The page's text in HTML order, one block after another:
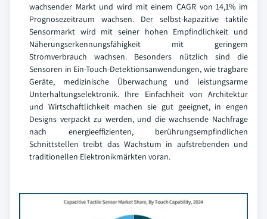
wachsender Markt und wird mit einem CAGR von 14,1% im
Prognosezeitraum wachsen. Der selbst-kapazitive taktile
Sensormarkt wird mit seiner hohen Empfindlichkeit und
Näherungserkennungsfähigkeit mit geringem
Stromverbrauch wachsen. Besonders nützlich sind die
Sensoren in Ein-Touch-Detektionsanwendungen, wie tragbare
Geräte, medizinische Überwachung und leistungsarme
Unterhaltungselektronik. Ihre Einfachheit von Architektur
und Wirtschaftlichkeit machen sie gut geeignet, in engen
Designs verpackt zu werden, und die wachsende Nachfrage
nach energieeffizienten, berührungsempfindlichen
Schnittstellen treibt das Wachstum in aufstrebenden und
traditionellen Elektronikmärkten voran.